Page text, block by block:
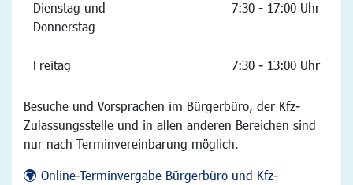
Dienstag und
Donnerstag
7:30 - 17:00 Uhr
Freitag 7:30 - 13:00 Uhr
Besuche und Vorsprachen im Bürgerbüro, der Kfz-
Zulassungsstelle und in allen anderen Bereichen sind
nur nach Terminvereinbarung möglich.
Online-Terminvergabe Bürgerbüro und Kfz-